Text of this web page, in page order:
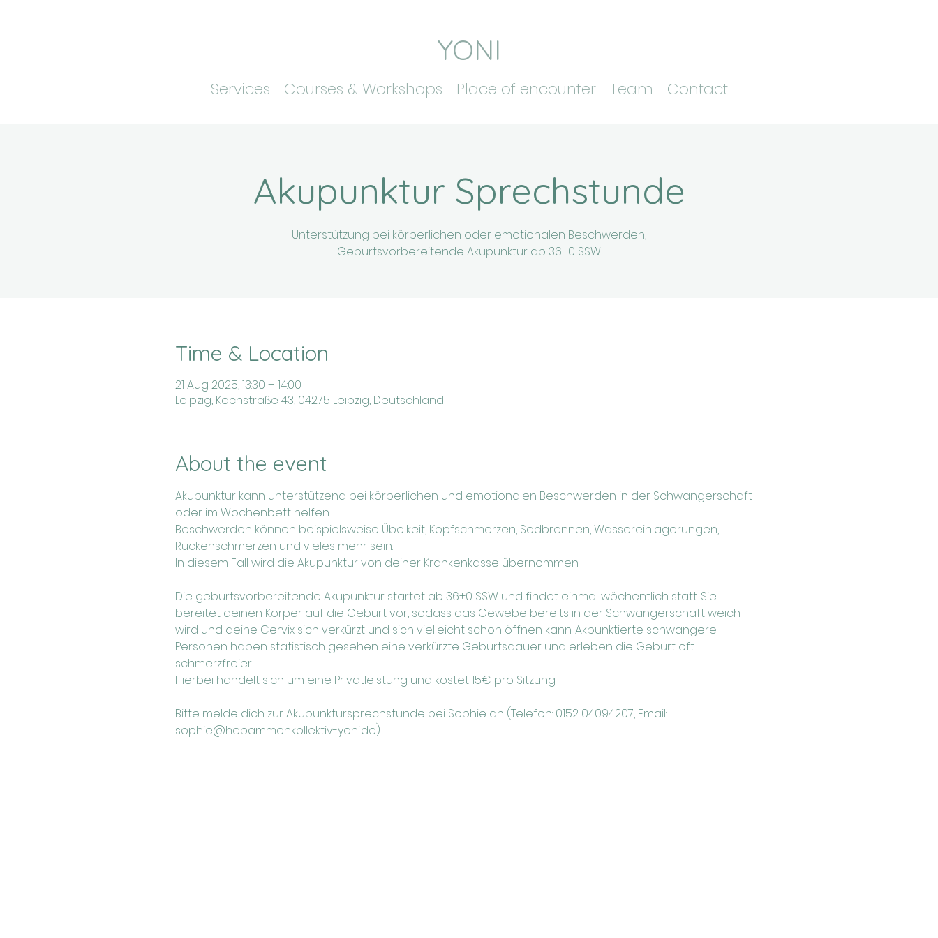
YONI
Services Courses & Workshops Place of encounter Team Contact
Akupunktur Sprechstunde
Unterstützung bei körperlichen oder emotionalen Beschwerden,
Geburtsvorbereitende Akupunktur ab 36+0 SSW
Time & Location
21 Aug 2025, 13:30 – 14:00
Leipzig, Kochstraße 43, 04275 Leipzig, Deutschland
About the event
Akupunktur kann unterstützend bei körperlichen und emotionalen Beschwerden in der Schwangerschaft
oder im Wochenbett helfen.
Beschwerden können beispielsweise Übelkeit, Kopfschmerzen, Sodbrennen, Wassereinlagerungen,
Rückenschmerzen und vieles mehr sein.
In diesem Fall wird die Akupunktur von deiner Krankenkasse übernommen.
Die geburtsvorbereitende Akupunktur startet ab 36+0 SSW und findet einmal wöchentlich statt. Sie
bereitet deinen Körper auf die Geburt vor, sodass das Gewebe bereits in der Schwangerschaft weich
wird und deine Cervix sich verkürzt und sich vielleicht schon öffnen kann. Akpunktierte schwangere
Personen haben statistisch gesehen eine verkürzte Geburtsdauer und erleben die Geburt oft
schmerzfreier.
Hierbei handelt sich um eine Privatleistung und kostet 15€ pro Sitzung.
Bitte melde dich zur Akupunktursprechstunde bei Sophie an (Telefon: 0152 04094207, Email:
sophie@hebammenkollektiv-yoni.de)